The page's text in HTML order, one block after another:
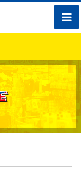
toggle